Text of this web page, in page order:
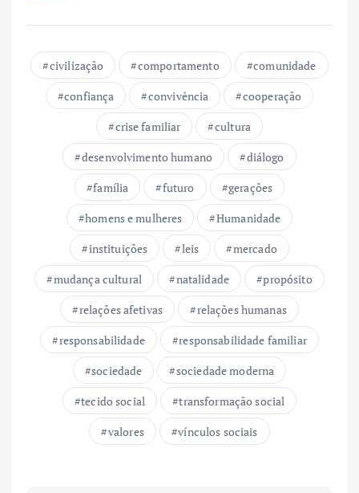
civilização comportamento
comunidade
confiança
convivência
cooperação
crise familiar
cultura
desenvolvimento humano
diálogo
família
futuro
gerações
homens e mulheres
Humanidade
instituições
leis
mercado
mudança cultural
natalidade
propósito
relações afetivas
relações humanas
responsabilidade
responsabilidade familiar
sociedade
sociedade moderna
tecido social
transformação social
valores
vínculos sociais